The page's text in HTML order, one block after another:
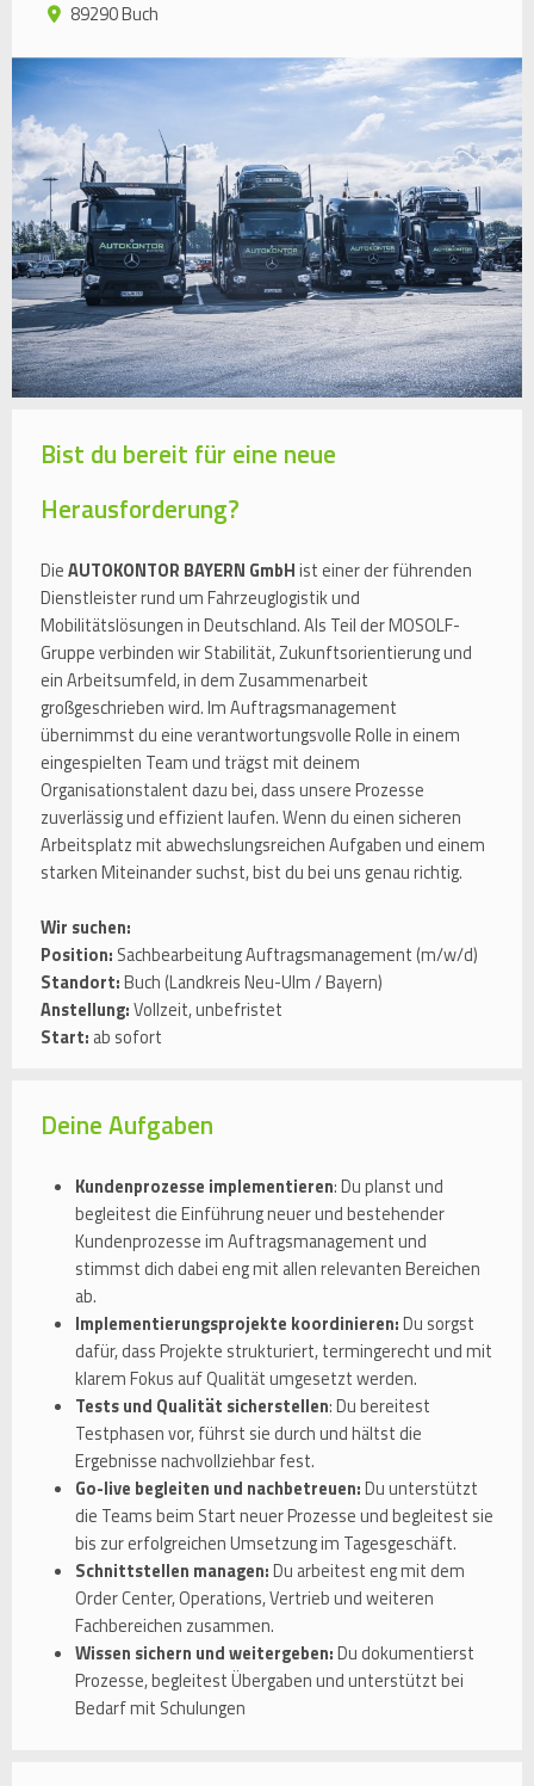
89290 Buch
Bist du bereit für eine neue
Herausforderung?
DieAUTOKONTOR BAYERN GmbHist einer der führenden
Dienstleister rund um Fahrzeuglogistik und
Mobilitätslösungen in Deutschland. Als Teil der MOSOLF-
Gruppe verbinden wir Stabilität, Zukunftsorientierung und
ein Arbeitsumfeld, in dem Zusammenarbeit
großgeschrieben wird. Im Auftragsmanagement
übernimmst du eine verantwortungsvolle Rolle in einem
eingespielten Team und trägst mit deinem
Organisationstalent dazu bei, dass unsere Prozesse
zuverlässig und effizient laufen. Wenn du einen sicheren
Arbeitsplatz mit abwechslungsreichen Aufgaben und einem
starken Miteinander suchst, bist du bei uns genau richtig.
Wir suchen:
Position: Sachbearbeitung Auftragsmanagement (m/w/d)
Standort:Buch (Landkreis Neu-Ulm / Bayern)
Anstellung:Vollzeit, unbefristet
Start: ab sofort
Deine Aufgaben
Kundenprozesse implementieren: Du planst und
begleitest die Einführung neuer und bestehender
Kundenprozesse im Auftragsmanagement und
stimmst dich dabei eng mit allen relevanten Bereichen
ab.
Implementierungsprojekte koordinieren:Du sorgst
dafür, dass Projekte strukturiert, termingerecht und mit
klarem Fokus auf Qualität umgesetzt werden.
Tests und Qualität sicherstellen: Du bereitest
Testphasen vor, führst sie durch und hältst die
Ergebnisse nachvollziehbar fest.
Go-live begleiten und nachbetreuen:Du unterstützt
die Teams beim Start neuer Prozesse und begleitest sie
bis zur erfolgreichen Umsetzung im Tagesgeschäft.
Schnittstellen managen:Du arbeitest eng mit dem
Order Center, Operations, Vertrieb und weiteren
Fachbereichen zusammen.
Wissen sichern und weitergeben:Du dokumentierst
Prozesse, begleitest Übergaben und unterstützt bei
Bedarf mit Schulungen